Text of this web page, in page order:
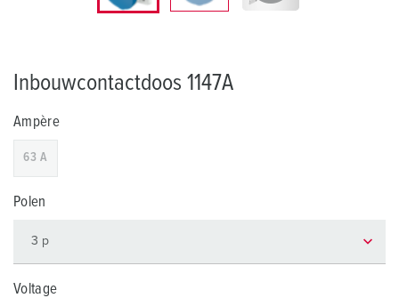
Inbouwcontactdoos 1147A
Ampère
63 A
Polen
Voltage